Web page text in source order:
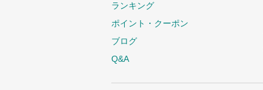
ランキング
ポイント・クーポン
ブログ
Q&A